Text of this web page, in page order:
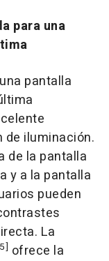
para una
pantalla
iluminación.
de la pantalla
y a la pantalla
pueden
La
ofrece la